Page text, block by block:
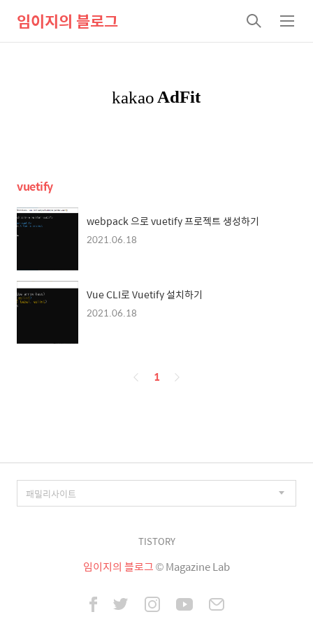
임이지의 블로그
검
색
메
뉴
vuetify
webpack 으로 vuetify 프로젝트 생성하기
2021.06.18
Vue CLI로 Vuetify 설치하기
2021.06.18
페
1
TISTORY
임이지의 블로그© Magazine Lab